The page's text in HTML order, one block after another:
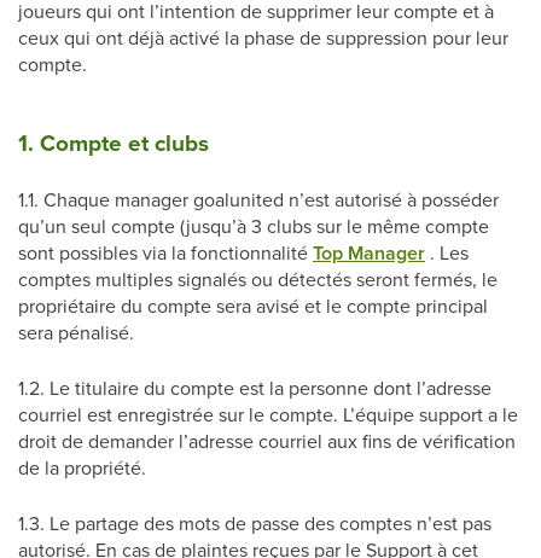
joueurs qui ont l’intention de supprimer leur compte et à
ceux qui ont déjà activé la phase de suppression pour leur
compte.
1. Compte et clubs
1.1. Chaque manager goalunited n’est autorisé à posséder
qu’un seul compte (jusqu’à 3 clubs sur le même compte
sont possibles via la fonctionnalitéTop Manager . Les
comptes multiples signalés ou détectés seront fermés, le
propriétaire du compte sera avisé et le compte principal
sera pénalisé.
1.2. Le titulaire du compte est la personne dont l’adresse
courriel est enregistrée sur le compte. L’équipe support a le
droit de demander l’adresse courriel aux fins de vérification
de la propriété.
1.3. Le partage des mots de passe des comptes n’est pas
autorisé. En cas de plaintes reçues par le Support à cet